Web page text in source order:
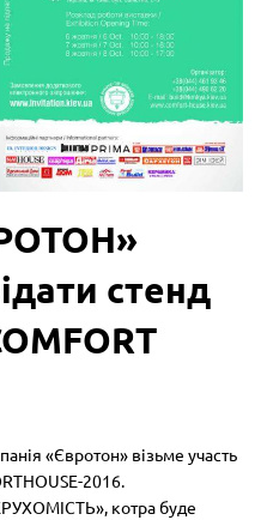
стенд
«Євротон» візьме участь
2016.
котра буде